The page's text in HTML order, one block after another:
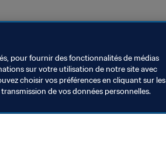
pour fournir des fonctionnalités de médias
sur votre utilisation de notre site avec
choisir vos préférences en cliquant sur les
de vos données personnelles.